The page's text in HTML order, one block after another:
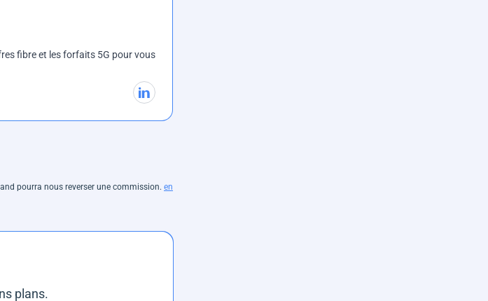
fibre et les forfaits 5G pour vous
pourra nous reverser une commission. en
plans.